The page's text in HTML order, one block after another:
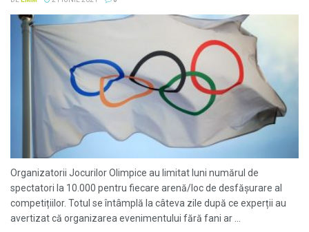
Organizatorii Jocurilor Olimpice au limitat luni numărul de
spectatori la 10.000 pentru fiecare arenă/loc de desfășurare al
competițiilor. Totul se întâmplă la câteva zile după ce experții au
avertizat că organizarea evenimentului fără fani ar ...